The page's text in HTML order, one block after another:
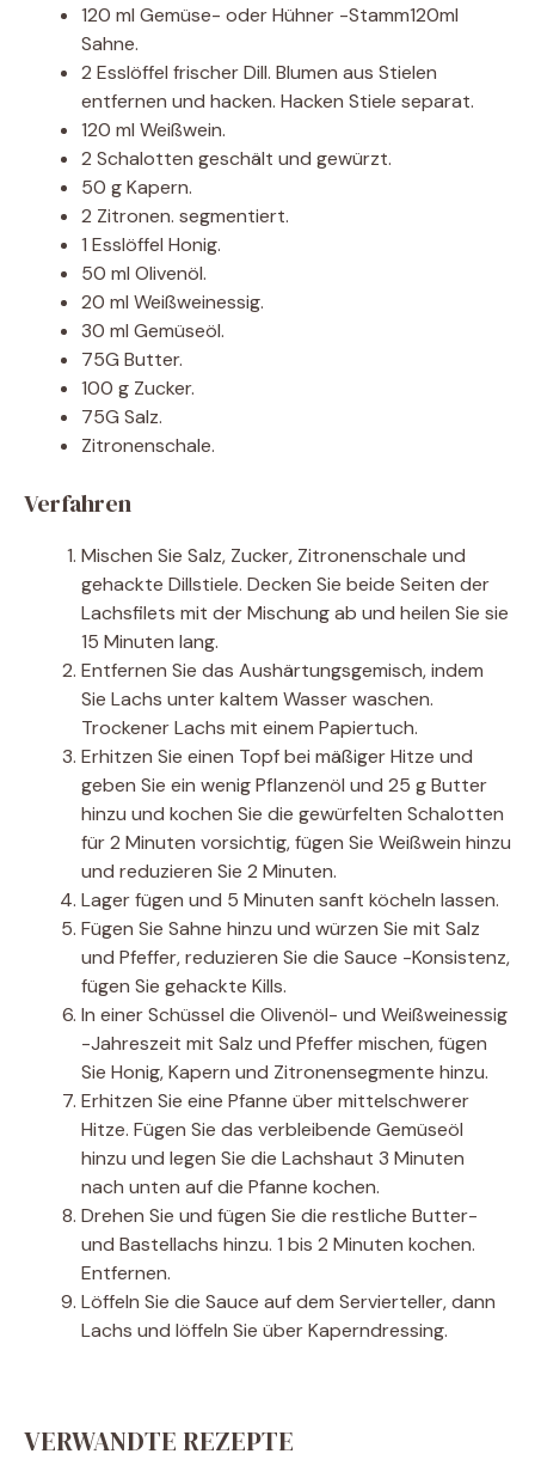
120 ml Gemüse- oder Hühner -Stamm120ml
Sahne.
2 Esslöffel frischer Dill. Blumen aus Stielen
entfernen und hacken. Hacken Stiele separat.
120 ml Weißwein.
2 Schalotten geschält und gewürzt.
50 g Kapern.
2 Zitronen. segmentiert.
1 Esslöffel Honig.
50 ml Olivenöl.
20 ml Weißweinessig.
30 ml Gemüseöl.
75G Butter.
100 g Zucker.
75G Salz.
Zitronenschale.
Verfahren
Mischen Sie Salz, Zucker, Zitronenschale und
gehackte Dillstiele. Decken Sie beide Seiten der
Lachsfilets mit der Mischung ab und heilen Sie sie
15 Minuten lang.
Entfernen Sie das Aushärtungsgemisch, indem
Sie Lachs unter kaltem Wasser waschen.
Trockener Lachs mit einem Papiertuch.
Erhitzen Sie einen Topf bei mäßiger Hitze und
geben Sie ein wenig Pflanzenöl und 25 g Butter
hinzu und kochen Sie die gewürfelten Schalotten
für 2 Minuten vorsichtig, fügen Sie Weißwein hinzu
und reduzieren Sie 2 Minuten.
Lager fügen und 5 Minuten sanft köcheln lassen.
Fügen Sie Sahne hinzu und würzen Sie mit Salz
und Pfeffer, reduzieren Sie die Sauce -Konsistenz,
fügen Sie gehackte Kills.
In einer Schüssel die Olivenöl- und Weißweinessig
-Jahreszeit mit Salz und Pfeffer mischen, fügen
Sie Honig, Kapern und Zitronensegmente hinzu.
Erhitzen Sie eine Pfanne über mittelschwerer
Hitze. Fügen Sie das verbleibende Gemüseöl
hinzu und legen Sie die Lachshaut 3 Minuten
nach unten auf die Pfanne kochen.
Drehen Sie und fügen Sie die restliche Butter-
und Bastellachs hinzu. 1 bis 2 Minuten kochen.
Entfernen.
Löffeln Sie die Sauce auf dem Servierteller, dann
Lachs und löffeln Sie über Kaperndressing.
VERWANDTE REZEPTE